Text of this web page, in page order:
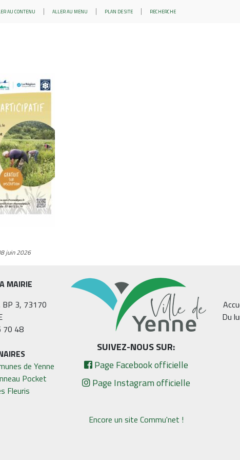
AU CONTENU ALLER AU MENU PLAN DE SITE RECHERCHE
juin 2026
MAIRIE
BP 3, 73170
70 48
de Yenne
Pocket
Fleuris
SUIVEZ-NOUS SUR:
Page Facebook officielle
Page Instagram officielle
Du
Encore un site Commu'net !